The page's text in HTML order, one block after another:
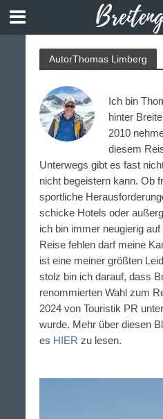
AutorThomas Limberg
Ich bin
hinter
2010
diesem
Unterwegs gibt es fast
nicht begeistern kann. Ob
sportliche
schicke Hotels oder
ich bin immer neugierig
Reise fehlen darf meine
ist eine meiner größten
stolz bin ich darauf, dass
renommierten Wahl zum
2024 von Touristik PR
wurde. Mehr über diesen
es HIER zu lesen.